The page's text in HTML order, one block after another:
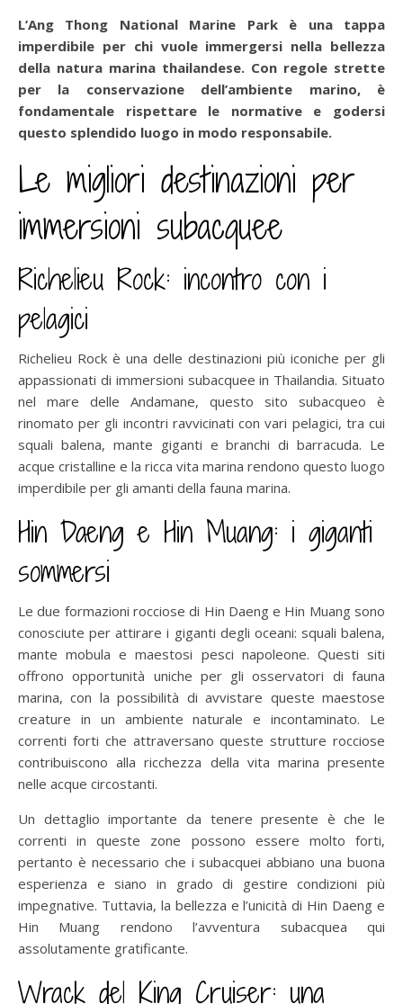
L’Ang Thong National Marine Park è una tappa
imperdibile per chi vuole immergersi nella bellezza
della natura marina thailandese. Con regole strette
per la conservazione dell’ambiente marino, è
fondamentale rispettare le normative e godersi
questo splendido luogo in modo responsabile.
Le migliori destinazioni per
immersioni subacquee
Richelieu Rock: incontro con i
pelagici
Richelieu Rock è una delle destinazioni più iconiche per gli
appassionati di immersioni subacquee in Thailandia. Situato
nel mare delle Andamane, questo sito subacqueo è
rinomato per gli incontri ravvicinati con vari pelagici, tra cui
squali balena, mante giganti e branchi di barracuda. Le
acque cristalline e la ricca vita marina rendono questo luogo
imperdibile per gli amanti della fauna marina.
Hin Daeng e Hin Muang: i giganti
sommersi
Le due formazioni rocciose di Hin Daeng e Hin Muang sono
conosciute per attirare i giganti degli oceani: squali balena,
mante mobula e maestosi pesci napoleone. Questi siti
offrono opportunità uniche per gli osservatori di fauna
marina, con la possibilità di avvistare queste maestose
creature in un ambiente naturale e incontaminato. Le
correnti forti che attraversano queste strutture rocciose
contribuiscono alla ricchezza della vita marina presente
nelle acque circostanti.
Un dettaglio importante da tenere presente è che le
correnti in queste zone possono essere molto forti,
pertanto è necessario che i subacquei abbiano una buona
esperienza e siano in grado di gestire condizioni più
impegnative. Tuttavia, la bellezza e l’unicità di Hin Daeng e
Hin Muang rendono l’avventura subacquea qui
assolutamente gratificante.
Wrack del King Cruiser: una